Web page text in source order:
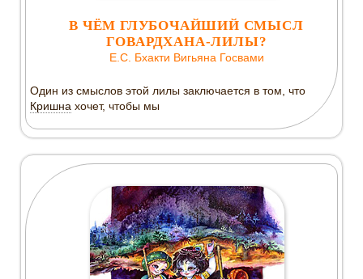
В ЧЁМ ГЛУБОЧАЙШИЙ СМЫСЛ
ГОВАРДХАНА-ЛИЛЫ?
Е.С. Бхакти Вигьяна Госвами
Один из смыслов этой лилы заключается в том, что
Кришна хочет, чтобы мы